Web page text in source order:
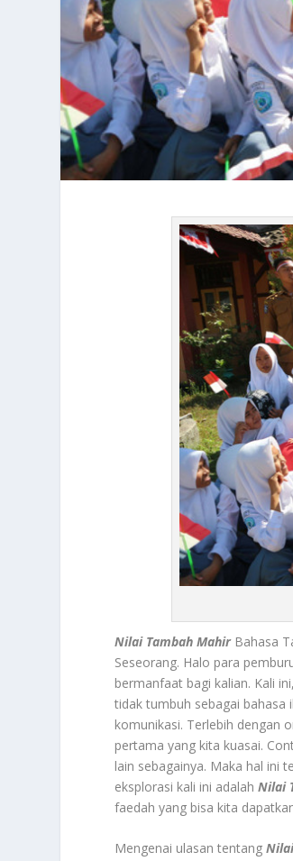
Nilai Tambah MahirBahasa
Seseorang. Halo para
bermanfaat bagi kalian. Kali
tidak tumbuh sebagai bahasa
komunikasi. Terlebih dengan
pertama yang kita kuasai.
lain sebagainya. Maka hal ini
eksplorasi kali ini adalahNilai
faedah yang bisa kita
Mengenai ulasan tentang